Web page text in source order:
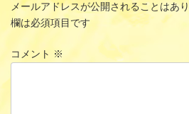
メールアドレスが公開されることはあり
欄は必須項目です
コメント ※